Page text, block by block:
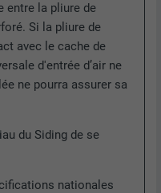
entre la pliure de
Si la pliure de
avec le cache de
d'entrée d’air ne
ne pourra assurer sa
du Siding de se
nationales